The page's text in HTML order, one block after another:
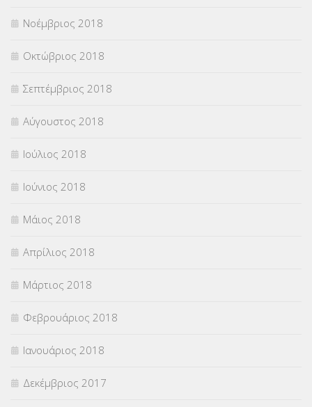
Νοέμβριος 2018
Οκτώβριος 2018
Σεπτέμβριος 2018
Αύγουστος 2018
Ιούλιος 2018
Ιούνιος 2018
Μάιος 2018
Απρίλιος 2018
Μάρτιος 2018
Φεβρουάριος 2018
Ιανουάριος 2018
Δεκέμβριος 2017